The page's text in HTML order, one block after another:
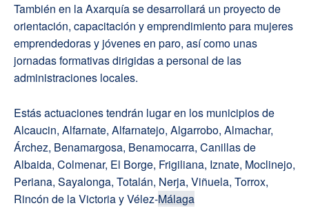
También en la Axarquía se desarrollará un proyecto de
orientación, capacitación y emprendimiento para mujeres
emprendedoras y jóvenes en paro, así como unas
jornadas formativas dirigidas a personal de las
administraciones locales.
Estás actuaciones tendrán lugar en los municipios de
Alcaucin, Alfarnate, Alfarnatejo, Algarrobo, Almachar,
Árchez, Benamargosa, Benamocarra, Canillas de
Albaida, Colmenar, El Borge, Frigiliana, Iznate, Moclinejo,
Periana, Sayalonga, Totalán, Nerja, Viñuela, Torrox,
Rincón de la Victoria y Vélez-Málaga